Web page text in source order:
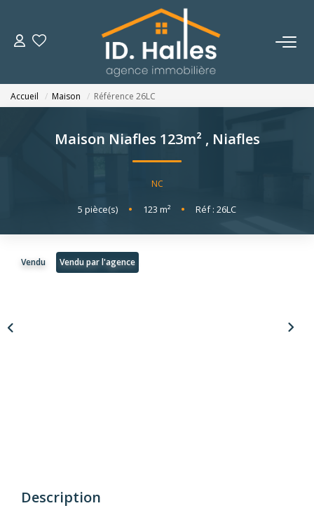
VENTES
LOCATIONS
OUTILS
Accueil Maison Référence 26LC
Maison Niafles 123m² , Niafles
NC
5 pièce(s) • 123 m² • Réf : 26LC
Vendu Vendu par l'agence
Description